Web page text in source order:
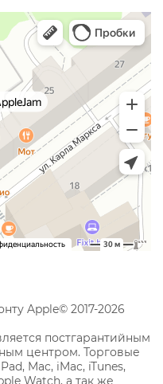
Apple© 2017-2026
постгарантийным
центром. Торговые
Mac, iMac, iTunes,
Watch, а так же